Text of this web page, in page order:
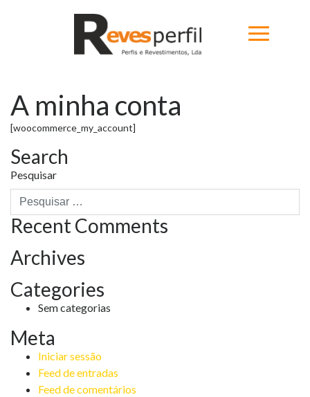
Home
Portfólio
A minha conta
[woocommerce_my_account]
Search
Pesquisar
Recent Comments
Archives
Categories
Sem categorias
Meta
Iniciar sessão
Feed de entradas
Feed de comentários